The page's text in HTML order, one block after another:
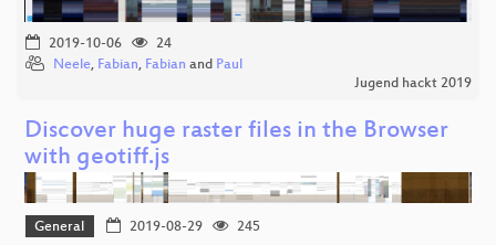
2019-10-06
24
Neele, Fabian, Fabian and Paul
Jugend hackt 2019
Discover huge raster files in the Browser
with geotiff.js
General 2019-08-29
245